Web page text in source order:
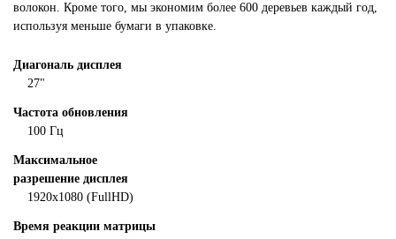
волокон. Кроме того, мы экономим более 600 деревьев каждый год,
используя меньше бумаги в упаковке.
Диагональ дисплея
27"
Частота обновления
100 Гц
Максимальное
разрешение дисплея
1920x1080 (FullHD)
Время реакции матрицы